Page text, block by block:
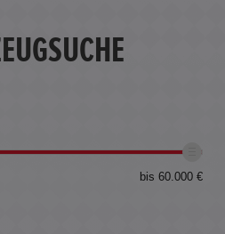
bis 60.000 €